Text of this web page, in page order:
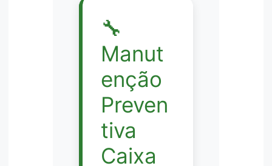
🔧
Manut
enção
Preven
tiva
Caixa